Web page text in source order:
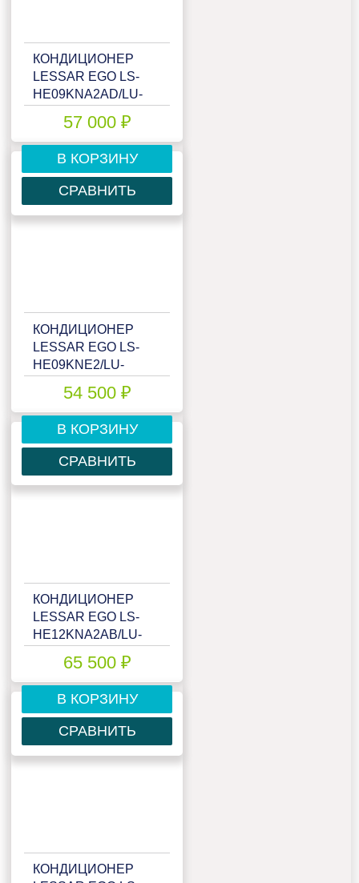
КОНДИЦИОНЕР
LESSAR EGO LS-
HE09KNA2AD/LU-
57 000 ₽
В КОРЗИНУ
СРАВНИТЬ
КОНДИЦИОНЕР
LESSAR EGO LS-
HE09KNE2/LU-
54 500 ₽
В КОРЗИНУ
СРАВНИТЬ
КОНДИЦИОНЕР
LESSAR EGO LS-
HE12KNA2AB/LU-
(ЗЕРКАЛО)
65 500 ₽
В КОРЗИНУ
СРАВНИТЬ
КОНДИЦИОНЕР